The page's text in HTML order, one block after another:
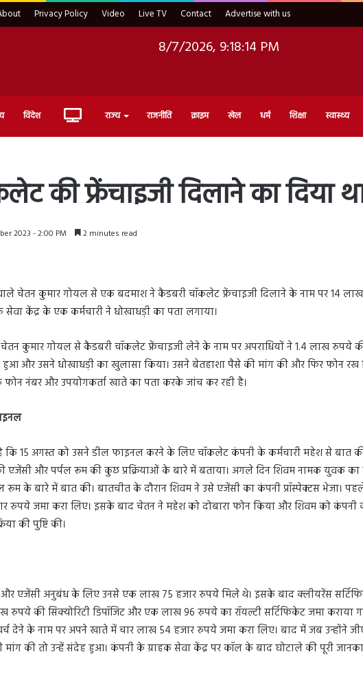
Privacy Policy Video Live TV Contact Advertise with us
8/7/2026, 9:18:15 PM
विदेश Live राज्य राजनीति क्राइम खेल धर्म शिक्षा स्वास्थ्य
की फ्रेंचाइजी दिलाने का दिया
2023 - 2:00 PM 2 minutes read
चेतन कुमार गोयल से एक बदमाश ने कैडबरी चॉकलेट फ्रेंचाइजी दिलाने के नाम पर 14
केंद्र के एक कर्मचारी ने धोखाधड़ी का पता लगाया।
चेतन कुमार गोयल से कैडबरी चॉकलेट फ्रेंचाइजी लेने के नाम पर अपराधियों ने 1.4 लाख रुपये
हुआ और उसने धोखाधड़ी का खुलासा किया। उसने बेतहाशा पैसे की मांग की और फिर फोन रख
फोन नंबर और उपयोगकर्ता खाते का पता करके जांच कर रही है।
कि 15 अगस्त को उसने डील फाइनल करने के लिए चॉकलेट कंपनी के कर्मचारी महेश से बात की
की एजेंसी और पर्पल रूम की कुछ प्रक्रियाओं के बारे में बताया। अगले दिन शिवम नामक युवक
रूम के बारे में बात की। बातचीत के दौरान शिवम ने उसे एजेंसी का कंपनी प्रॉस्पेक्टस भेजा।
रुपये जमा करा लिए। इसके बाद चेतन ने महेश को दोबारा फोन किया और शिवम को कंपनी
की पुष्टि की।
और एजेंसी अनुबंध के लिए उनसे एक लाख 75 हजार रुपये मिले थे। इसके बाद क्लीयरेंस
की सिक्योरिटी डिपॉजिट और एक लाख 96 रुपये का रॉयल्टी सर्टिफिकेट जमा कराया
देने के नाम पर अपने खाते में चार लाख 54 हजार रुपये जमा करा लिए। बाद में जब उन्होंने
की तो उन्हें संदेह हुआ। कंपनी के ग्राहक सेवा केंद्र पर कॉल के बाद घोटाले की पूरी